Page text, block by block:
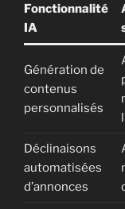
Fonctionnalité
IA
Génération de
contenus
personnalisés
Déclinaisons
automatisées
d’annonces